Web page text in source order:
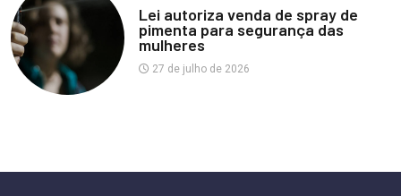
Lei autoriza venda de spray de
pimenta para segurança das
mulheres
27 de julho de 2026